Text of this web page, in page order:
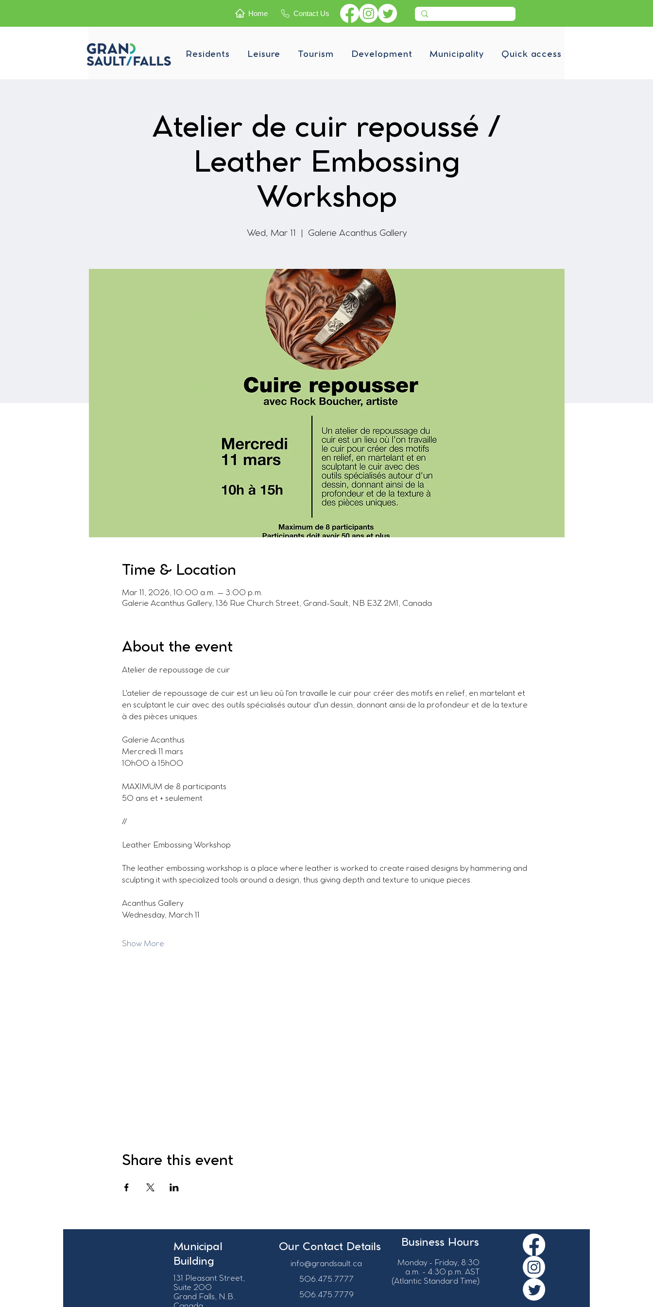
Home Contact Us
Residents Leisure Tourism Development Municipality Quick access
Atelier de cuir repoussé /
Leather Embossing
Workshop
Wed, Mar 11 Galerie Acanthus Gallery
Time & Location
Mar 11, 2026, 10:00 a.m. – 3:00 p.m.
Galerie Acanthus Gallery, 136 Rue Church Street, Grand-Sault, NB E3Z 2M1, Canada
About the event
Atelier de repoussage de cuir
L'atelier de repoussage de cuir est un lieu oû l'on travaille le cuir pour créer des motifs en relief, en martelant et
en sculptant le cuir avec des outils spécialisés autour d'un dessin, donnant ainsi de la profondeur et de la texture
à des pièces uniques.
Galerie Acanthus
Mercredi 11 mars
10h00 à 15h00
MAXIMUM de 8 participants
50 ans et + seulement
//
Leather Embossing Workshop
The leather embossing workshop is a place where leather is worked to create raised designs by hammering and
sculpting it with specialized tools around a design, thus giving depth and texture to unique pieces.
Acanthus Gallery
Wednesday, March 11
Show More
Share this event
Municipal
Building
131 Pleasant Street,
Suite 200
Grand Falls, N.B.
Our Contact Details
info@grandsault.ca
506.475.7777
506.475.7779
Business Hours
Monday - Friday, 8:30
a.m. - 4:30 p.m. AST
(Atlantic Standard Time)